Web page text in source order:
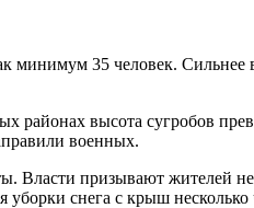
35 человек. Сильнее
районах высота сугробов
военных.
Власти призывают жителей
снега с крыш несколько